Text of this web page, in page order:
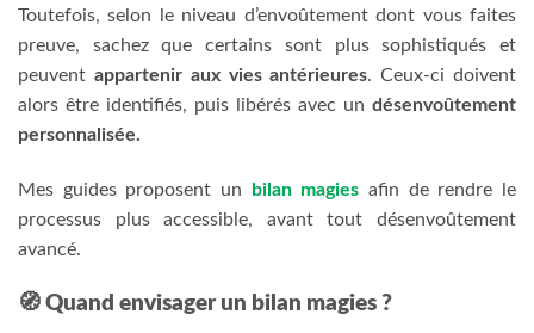
Toutefois, selon le niveau d’envoûtement dont vous faites
preuve, sachez que certains sont plus sophistiqués et
peuvent appartenir aux vies antérieures. Ceux-ci doivent
alors être identifiés, puis libérés avec un désenvoûtement
personnalisée.
Mes guides proposent un bilan magies afin de rendre le
processus plus accessible, avant tout désenvoûtement
avancé.
🧭 Quand envisager un bilan magies ?